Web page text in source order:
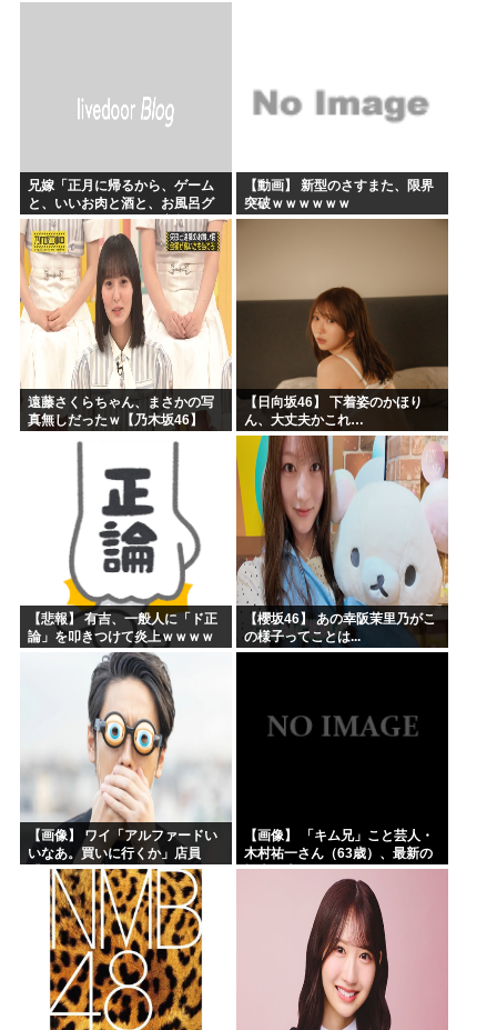
今年のボーナス凄いことになり
兄嫁「正月に帰るから、ゲーム
と、いいお肉と酒と、お風呂グ
ッズの準備しとけよ」寝起きの
私「知るかボケ」兄嫁「キィィ
ィィー！！！！」私「あ…」
【動画】 新型のさすまた、限界
突破ｗｗｗｗｗｗ
遠藤さくらちゃん、まさかの写
真無しだったｗ【乃木坂46】
【日向坂46】 下着姿のかほり
ん、大丈夫かこれ…
【悲報】 有吉、一般人に「ド正
論」を叩きつけて炎上ｗｗｗｗ
【櫻坂46】 あの幸阪茉里乃がこ
の様子ってことは...
【画像】 ワイ「アルファードい
いなあ。買いに行くか」店員
「ほいっ見積もりな！」ワイ
「金額おかしくね？」←お前ら
もそう思うよな？？？？？
【画像】 「キム兄」こと芸人・
木村祐一さん（63歳）、最新の
松本人志さんとのツーショット
が完全に別人だとネット騒然！
「マジで誰かわからん」...